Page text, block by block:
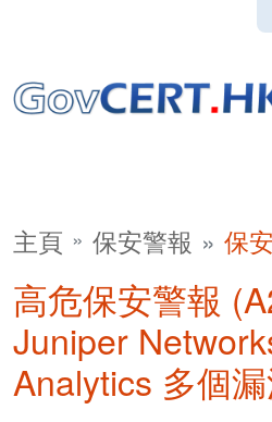
主頁 保安警報 保
高危保安警報
Juniper
Analytics 多個